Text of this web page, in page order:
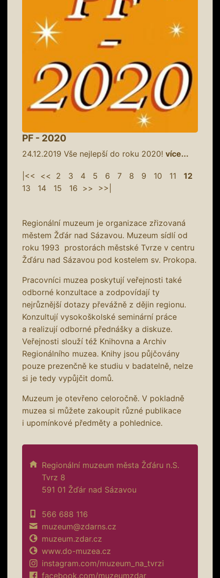
PF - 2020
24.12.2019 Vše nejlepší do roku 2020! více...
|<< << 2 3 4 5 6 7 8 9 10 11
12
13
14 15 16 >> >>|
Regionální muzeum je organizace zřizovaná
městem Žďár nad Sázavou. Muzeum sídlí od
roku 1993 prostorách městské Tvrze v centru
Žďáru nad Sázavou pod kostelem sv. Prokopa.
Pracovníci muzea poskytují veřejnosti také
odborné konzultace a zodpovídají ty
nejrůznější dotazy převážně z dějin regionu.
Konzultují vysokoškolské seminární práce
a realizují odborné přednášky a diskuze.
Veřejnosti slouží též Knihovna a Archiv
Regionálního muzea. Knihy jsou půjčovány
pouze prezenčně ke studiu v badatelně, nelze
si je tedy vypůjčit domů.
Muzeum je otevřeno celoročně. V pokladně
muzea si můžete zakoupit různé publikace
i upomínkové předměty a pohlednice.
Regionální muzeum města Žďáru n.S.
Tvrz 8
591 01 Žďár nad Sázavou
566 688 116
muzeum@zdarns.cz
muzeum.zdar.cz
www.do-muzea.cz
instagram.com/muzeum_na_tvrzi
facebook.com/muzeumzdar